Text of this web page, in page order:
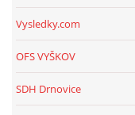
Vysledky.com
OFS VYŠKOV
SDH Drnovice